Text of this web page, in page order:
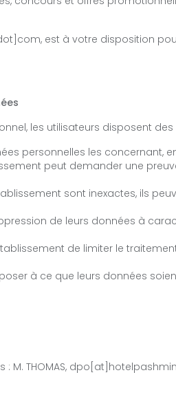
est à votre disposition
les utilisateurs disposent des
personnelles les concernant,
peut demander une
sont inexactes, ils
de leurs données à
de limiter le
à ce que leurs données
M. THOMAS,